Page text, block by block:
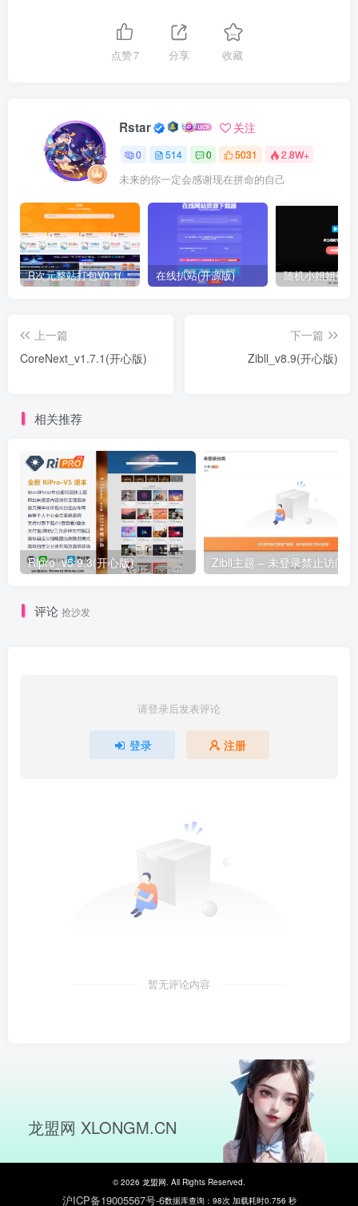
点赞7 分享 收藏
Rstar 关注
0 514 0 5031 2.8W+
未来的你一定会感谢现在拼命的自己
R次元整站打包V0.1(原创) 在线扒站(开源版)
上一篇
CoreNext_v1.7.1(开心版)
下一篇
Zibll_v8.9(开心版)
相关推荐
Ripro_v5 9.3(开心版)
评论 抢沙发
请登录后发表评论
登录 注册
暂无评论内容
龙盟网 XLONGM.CN
© 2026 龙盟网. All Rights Reserved.
沪ICP备19005567号-6数据库查询：98次 加载耗时0.756 秒